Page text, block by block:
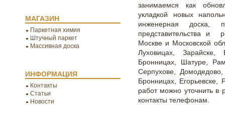
МАГАЗИН
Паркетная химия
Штучный паркет
Массивная доска
ИНФОРМАЦИЯ
Контакты
Статьи
Новости
занимаемся как
укладкой новых
инженерная доска,
представительства и
Москве и Московской
Луховицах,
Бронницах, Шатуре,
Серпухове,
Бронницах, Егорьевске,
работ можно уточнить в
контакты телефонам.